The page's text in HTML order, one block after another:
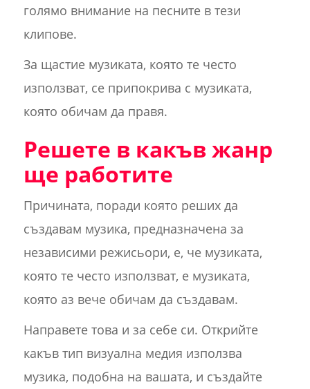
голямо внимание на песните в тези
клипове.
За щастие музиката, която те често
използват, се припокрива с музиката,
която обичам да правя.
Решете в какъв жанр
ще работите
Причината, поради която реших да
създавам музика, предназначена за
независими режисьори, е, че музиката,
която те често използват, е музиката,
която аз вече обичам да създавам.
Направете това и за себе си. Открийте
какъв тип визуална медия използва
музика, подобна на вашата, и създайте